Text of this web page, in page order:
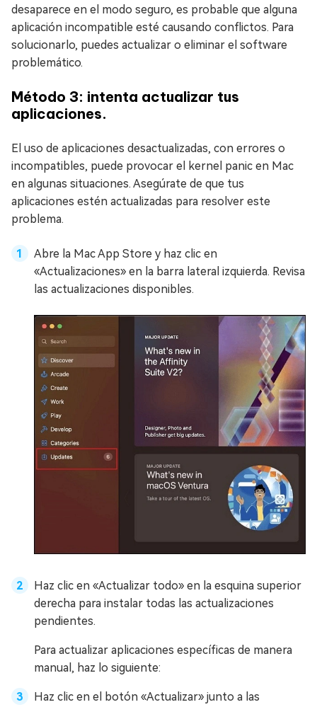
desaparece en el modo seguro, es probable que alguna
aplicación incompatible esté causando conflictos. Para
solucionarlo, puedes actualizar o eliminar el software
problemático.
Método 3: intenta actualizar tus
aplicaciones.
El uso de aplicaciones desactualizadas, con errores o
incompatibles, puede provocar el kernel panic en Mac
en algunas situaciones. Asegúrate de que tus
aplicaciones estén actualizadas para resolver este
problema.
Abre la Mac App Store y haz clic en
«Actualizaciones» en la barra lateral izquierda. Revisa
las actualizaciones disponibles.
Haz clic en «Actualizar todo» en la esquina superior
derecha para instalar todas las actualizaciones
pendientes.
Para actualizar aplicaciones específicas de manera
manual, haz lo siguiente:
Haz clic en el botón «Actualizar» junto a las